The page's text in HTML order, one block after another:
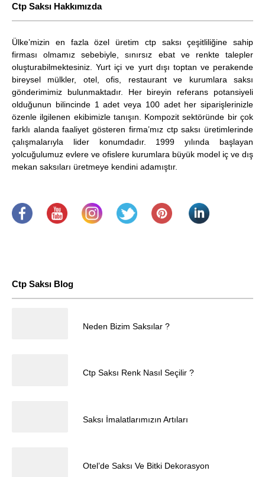
Ctp Saksı Hakkımızda
Ülke’mizin en fazla özel üretim ctp saksı çeşitliliğine sahip
firması olmamız sebebiyle, sınırsız ebat ve renkte talepler
oluşturabilmektesiniz. Yurt içi ve yurt dışı toptan ve perakende
bireysel mülkler, otel, ofis, restaurant ve kurumlara saksı
gönderimimiz bulunmaktadır. Her bireyin referans potansiyeli
olduğunun bilincinde 1 adet veya 100 adet her siparişlerinizle
özenle ilgilenen ekibimizle tanışın. Kompozit sektöründe bir çok
farklı alanda faaliyet gösteren firma’mız ctp saksı üretimlerinde
çalışmalarıyla lider konumdadır. 1999 yılında başlayan
yolcuğulumuz evlere ve ofislere kurumlara büyük model iç ve dış
mekan saksıları üretmeye kendini adamıştır.
Ctp Saksı Blog
Neden Bizim Saksılar ?
Ctp Saksı Renk Nasıl Seçilir ?
Saksı İmalatlarımızın Artıları
Otel’de Saksı Ve Bitki Dekorasyon
Müşteri Temsilcisi